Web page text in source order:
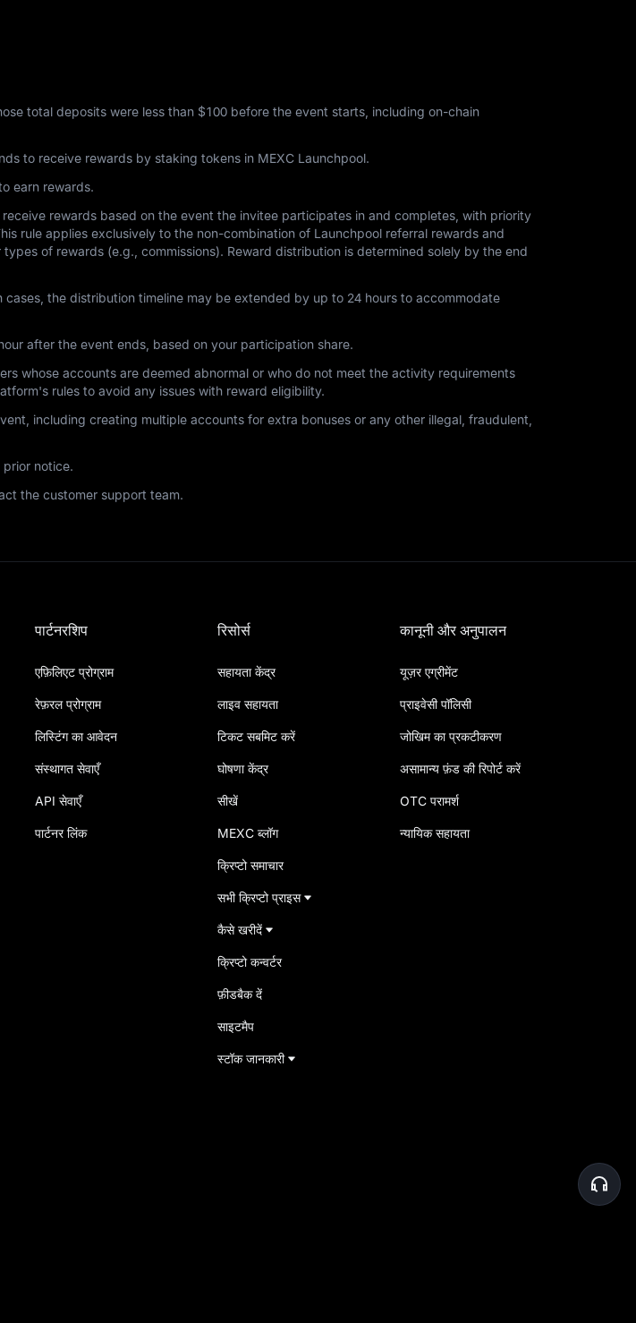
total deposits were less than $100 before the event starts, including on-chain
to receive rewards by staking tokens in MEXC Launchpool.
earn rewards.
rewards based on the event the invitee participates in and completes, with priority
rule applies exclusively to the non-combination of Launchpool referral rewards and
of rewards (e.g., commissions). Reward distribution is determined solely by the end
the distribution timeline may be extended by up to 24 hours to accommodate
after the event ends, based on your participation share.
whose accounts are deemed abnormal or who do not meet the activity requirements
rules to avoid any issues with reward eligibility.
including creating multiple accounts for extra bonuses or any other illegal, fraudulent,
notice.
the customer support team.
पार्टनरशिप
एफ़िलिएट प्रोग्राम
रेफ़रल प्रोग्राम
लिस्टिंग का आवेदन
संस्थागत सेवाएँ
API सेवाएँ
पार्टनर लिंक
रिसोर्स
सहायता केंद्र
लाइव सहायता
टिकट सबमिट करें
घोषणा केंद्र
सीखें
MEXC ब्लॉग
क्रिप्टो समाचार
सभी क्रिप्टो प्राइस
कैसे खरीदें
क्रिप्टो कन्वर्टर
फ़ीडबैक दें
साइटमैप
स्टॉक जानकारी
कानूनी और अनुपालन
यूज़र एग्रीमेंट
प्राइवेसी पॉलिसी
जोखिम का प्रकटीकरण
असामान्य फ़ंड की रिपोर्ट करें
OTC परामर्श
न्यायिक सहायता